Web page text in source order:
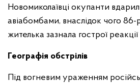
Новомиколаївці окупанти
авіабомбами, внаслідок чого 86-
жителька зазнала гострої
Географія обстрілів
Під вогневим ураженням